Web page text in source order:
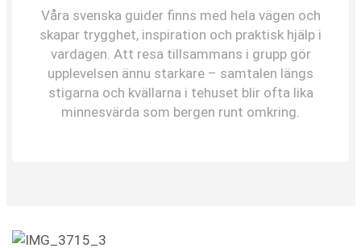
Våra svenska guider finns med hela vägen och
skapar trygghet, inspiration och praktisk hjälp i
vardagen. Att resa tillsammans i grupp gör
upplevelsen ännu starkare – samtalen längs
stigarna och kvällarna i tehuset blir ofta lika
minnesvärda som bergen runt omkring.